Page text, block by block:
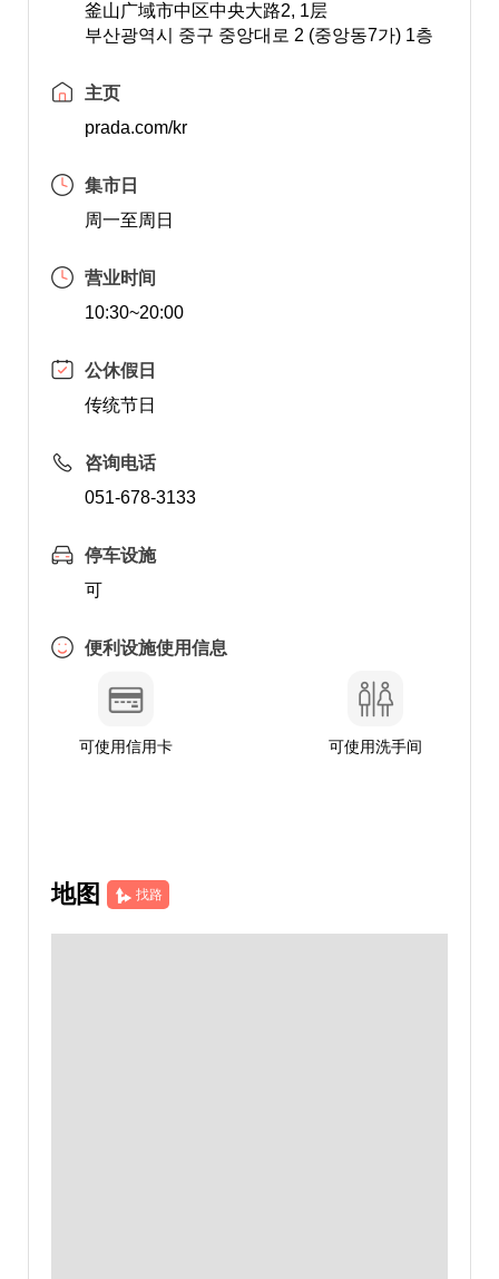
釜山广域市中区中央大路2, 1层
부산광역시 중구 중앙대로 2 (중앙동7가) 1층
主页
prada.com/kr
集市日
周一至周日
营业时间
10:30~20:00
公休假日
传统节日
咨询电话
051-678-3133
停车设施
可
便利设施使用信息
可使用信用卡 可使用洗手间
地图 找路